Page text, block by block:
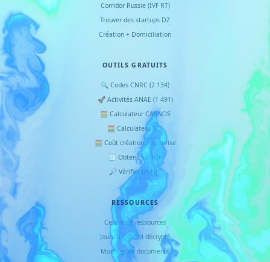
Corridor Russie (IVF RT)
Trouver des startups DZ
Création + Domiciliation
OUTILS GRATUITS
🔍 Codes CNRC (2 134)
🚀 Activités ANAE (1 491)
🧮 Calculateur CASNOS
🧮 Calculateur IFU
🧮 Coût création entreprise
🧾 Obtenir un NIF
🔎 Vérifier un NIF
RESSOURCES
Centre de ressources
Journal Officiel décrypté
Modèles de documents